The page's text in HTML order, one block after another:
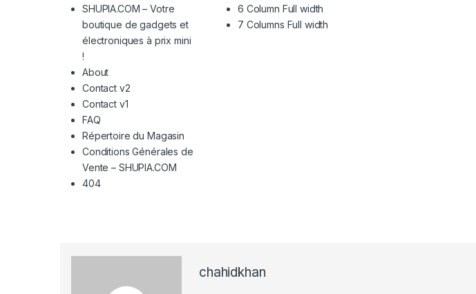
SHUPIA.COM – Votre
boutique de gadgets et
électroniques à prix mini
!
About
Contact v2
Contact v1
FAQ
Répertoire du Magasin
Conditions Générales de
Vente – SHUPIA.COM
404
6 Column Full width
7 Columns Full width
chahidkhan